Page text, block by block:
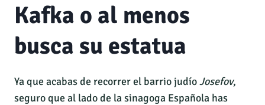
Kafka o al menos
busca su estatua
Ya que acabas de recorrer el barrio judíoJosefov,
seguro que al lado de la sinagoga Española has